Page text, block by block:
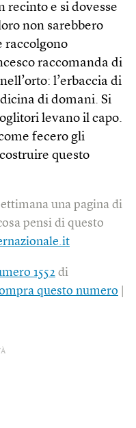
recinto e si dovesse
non sarebbero
raccolgono
raccomanda di
l’erbaccia di
di domani. Si
levano il capo.
fecero gli
questo
una pagina di
pensi di questo
1552 di
questo numero